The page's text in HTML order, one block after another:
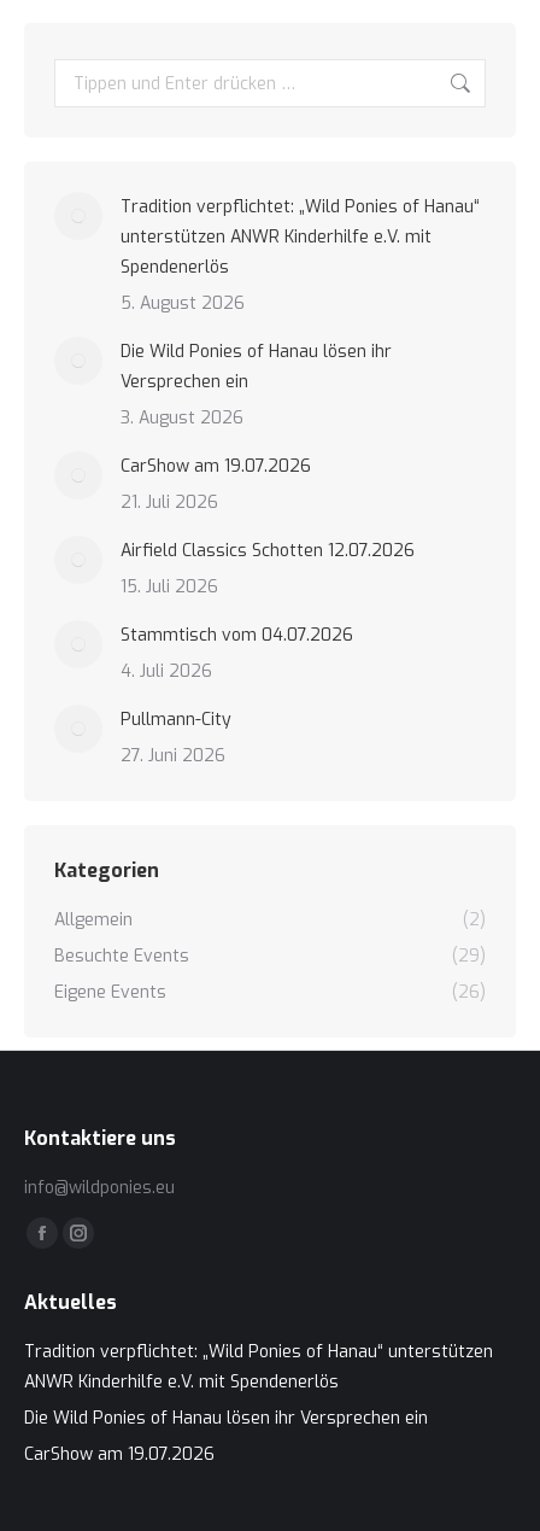
Search:
Tradition verpflichtet: „Wild Ponies of Hanau“
unterstützen ANWR Kinderhilfe e.V. mit
Spendenerlös
5. August 2026
Die Wild Ponies of Hanau lösen ihr
Versprechen ein
3. August 2026
CarShow am 19.07.2026
21. Juli 2026
Airfield Classics Schotten 12.07.2026
15. Juli 2026
Stammtisch vom 04.07.2026
4. Juli 2026
Pullmann-City
27. Juni 2026
Kategorien
Allgemein
(2)
Besuchte Events
(29)
Eigene Events
(26)
Kontaktiere uns
info@wildponies.eu
Finden Sie uns auf:
Facebook
opens
new
Instagram
opens
new
Aktuelles
Tradition verpflichtet: „Wild Ponies of Hanau“ unterstützen
ANWR Kinderhilfe e.V. mit Spendenerlös
Die Wild Ponies of Hanau lösen ihr Versprechen ein
CarShow am 19.07.2026